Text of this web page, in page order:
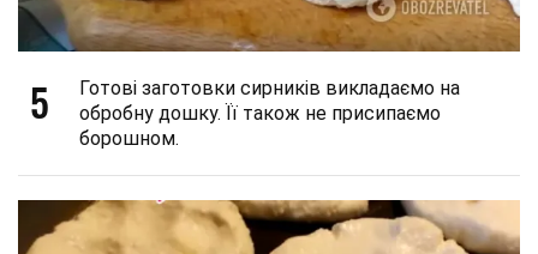
5
Готові заготовки сирників викладаємо на
обробну дошку. Її також не присипаємо
борошном.